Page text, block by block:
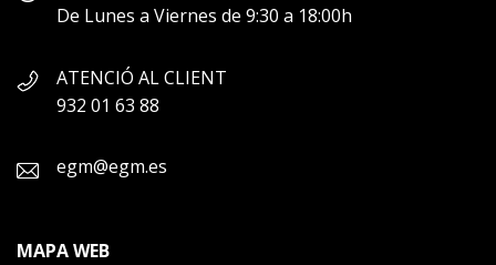
De Lunes a Viernes de 9:30 a 18:00h
ATENCIÓ AL CLIENT
932 01 63 88
egm@egm.es
MAPA WEB